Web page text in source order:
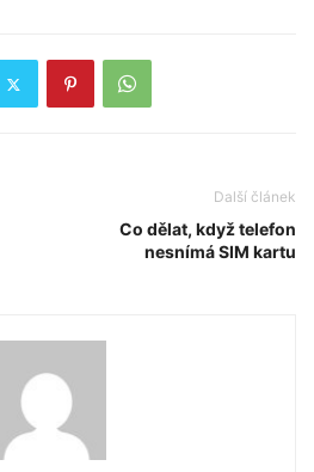
Další článek
Co dělat, když telefon
nesnímá SIM kartu